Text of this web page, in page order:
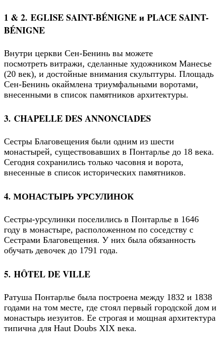
1 & 2. EGLISE SAINT-BÉNIGNE и PLACE SAINT-
BÉNIGNE
Внутри церкви Сен-Бенинь вы можете
посмотреть витражи, сделанные художником Манесье
(20 век), и достойные внимания скульптуры. Площадь
Сен-Бенинь окаймлена триумфальными воротами,
внесенными в список памятников архитектуры.
3. CHAPELLE DES ANNONCIADES
Сестры Благовещения были одним из шести
монастырей, существовавших в Понтарлье до 18 века.
Сегодня сохранились только часовня и ворота,
внесенные в список исторических памятников.
4. МОНАСТЫРЬ УРСУЛИНОК
Сестры-урсулинки поселились в Понтарлье в 1646
году в монастыре, расположенном по соседству с
Сестрами Благовещения. У них была обязанность
обучать девочек до 1791 года.
5. HÔTEL DE VILLE
Ратуша Понтарлье была построена между 1832 и 1838
годами на том месте, где стоял первый городской дом и
монастырь иезуитов. Ее строгая и мощная архитектура
типична для Haut Doubs XIX века.